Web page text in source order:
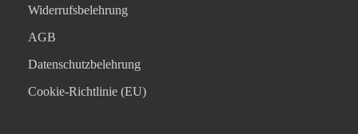
Widerrufsbelehrung
AGB
Datenschutzbelehrung
Cookie-Richtlinie (EU)